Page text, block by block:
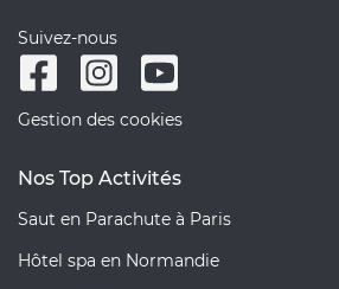
Suivez-nous
Gestion des cookies
Nos Top Activités
Saut en Parachute à Paris
Hôtel spa en Normandie